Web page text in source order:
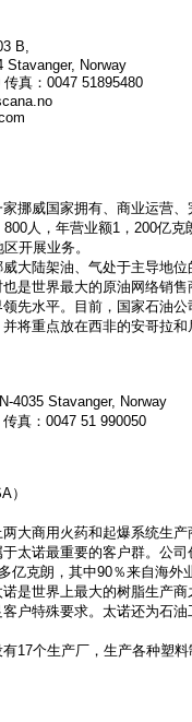
B,
Stavanger, Norway
真：0047 51895480
挪威国家拥有、商业运营
人，年营业额1，200亿
开展业务。
大陆架油、气处于主导地
是世界最大的原油网络销
先水平。目前，国家石油
将重点放在西非的安哥拉
4035 Stavanger, Norway
真：0047 51 990050
）
大商用火药和起爆系统生
太诺最重要的客户群。公
亿克朗，其中90％来自海外
是世界上最大的树脂生产
户特殊要求。太诺还为石
17个生产厂，生产各种塑